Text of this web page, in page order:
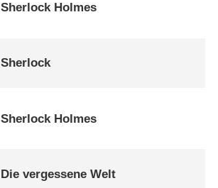
Sherlock Holmes
Sherlock
Sherlock Holmes
Die vergessene Welt